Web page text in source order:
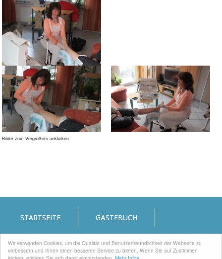
Wir verwenden Cookies, um die Qualität und Benutzerfreundlichkeit der Webseite zu
verbessern und Ihnen einen besseren Service zu bieten. Wenn Sie auf Zustimmen
Bilder zum Vergrößern anklicken
STARTSEITE GÄSTEBUCH
IMPRESSUM DATENSCHUTZERKLÄRUNG